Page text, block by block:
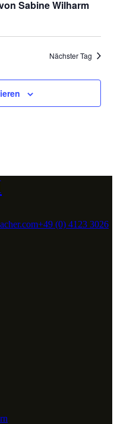
Sabine Wilharm
Nächster Tag
+49 (0) 4123 3026